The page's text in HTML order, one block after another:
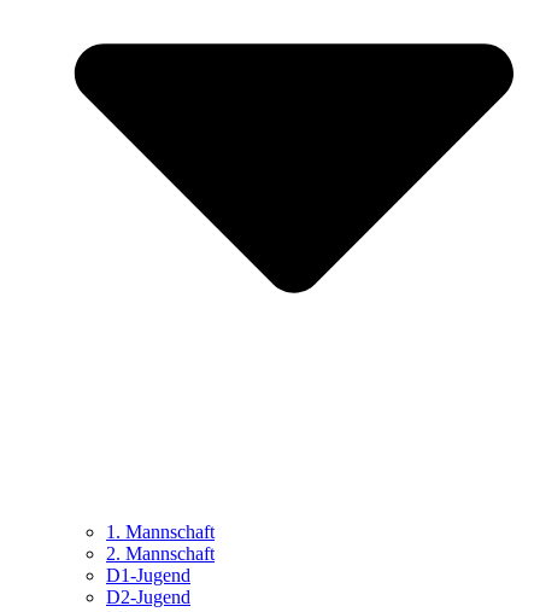
1. Mannschaft
2. Mannschaft
D1-Jugend
D2-Jugend